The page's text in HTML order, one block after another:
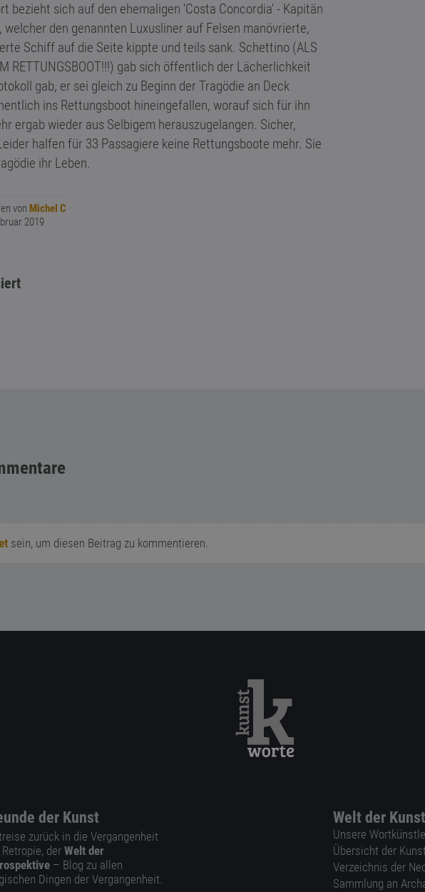
bezieht sich auf den ehemaligen 'Costa Concordia' - Kapitän
den genannten Luxusliner auf Felsen manövrierte,
Schiff auf die Seite kippte und teils sank. Schettino (ALS
RETTUNGSBOOT!!!) gab sich öffentlich der Lächerlichkeit
gab, er sei gleich zu Beginn der Tragödie an Deck
ins Rettungsboot hineingefallen, worauf sich für ihn
ergab wieder aus Selbigem herauszugelangen. Sicher,
halfen für 33 Passagiere keine Rettungsboote mehr. Sie
ihr Leben.
von Michel C
2019
sein, um diesen Beitrag zu kommentieren.
der Kunst
zurück in die Vergangenheit
der Welt der
– Blog zu allen
Dingen der Vergangenheit.
Welt der
Unsere
Übersicht der
Verzeichnis der
Sammlung an